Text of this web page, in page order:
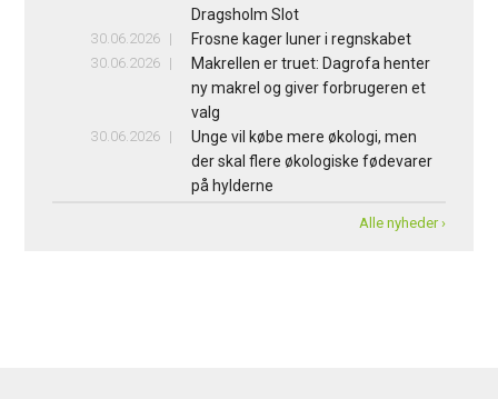
Dragsholm Slot
30.06.2026 Frosne kager luner i regnskabet
30.06.2026
Makrellen er truet: Dagrofa henter
ny makrel og giver forbrugeren et
valg
30.06.2026
Unge vil købe mere økologi, men
der skal flere økologiske fødevarer
på hylderne
Alle nyheder ›